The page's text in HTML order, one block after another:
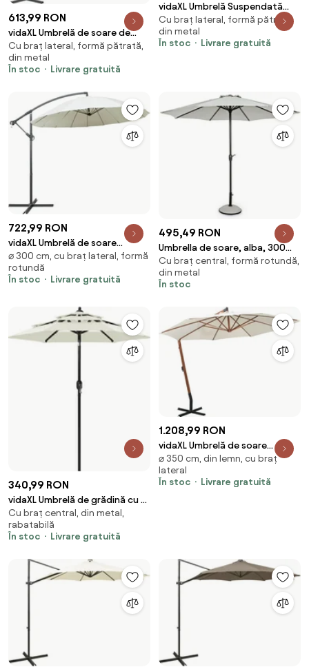
613,99 RON
vidaXL Umbrelă de soare de
exterior, stâlp din oțel, gri
taupe, 300 cm
Cu braț lateral, formă pătrată,
din metal
În stoc
Livrare gratuită
vidaXL Umbrelă Suspendată
pentru Soare Alb
Cu braț lateral, formă pătrată,
din metal
În stoc
Livrare gratuită
722,99 RON
vidaXL Umbrelă de soare
suspendată, alb, 3 m, stâlp de
aluminiu
⌀ 300 cm, cu braț lateral, formă
rotundă
În stoc
Livrare gratuită
495,49 RON
Umbrella de soare, alba, 300
cm, Kalife, Yes
Cu braț central, formă rotundă,
din metal
În stoc
340,99 RON
vidaXL Umbrelă de grădină cu 3
niveluri, stâlp aluminiu, nisipiu, 2
m
Cu braț central, din metal,
rabatabilă
În stoc
Livrare gratuită
1.208,99 RON
vidaXL Umbrelă de soare
suspendată cu stâlp de lemn,
350 cm, alb
⌀ 350 cm, din lemn, cu braț
lateral
În stoc
Livrare gratuită